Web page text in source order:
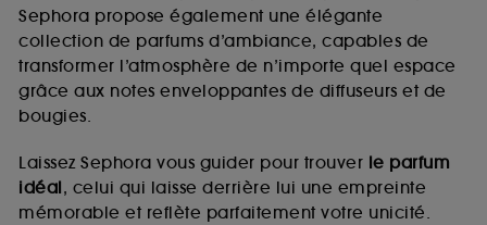
Sephora propose également une élégante
collection de parfums d’ambiance, capables de
transformer l’atmosphère de n’importe quel espace
grâce aux notes enveloppantes de diffuseurs et de
bougies.
Laissez Sephora vous guider pour trouver le parfum
idéal, celui qui laisse derrière lui une empreinte
mémorable et reflète parfaitement votre unicité.
de vous plaire via des publicités, y compris sur des
sites tiers et sur les réseaux sociaux, sur la base
des pages que vous avez consultées, de votre
navigation, et de l'historique de vos interactions.
d’en améliorer la performance.
Cookies de sécurisation des paiements en ligne :